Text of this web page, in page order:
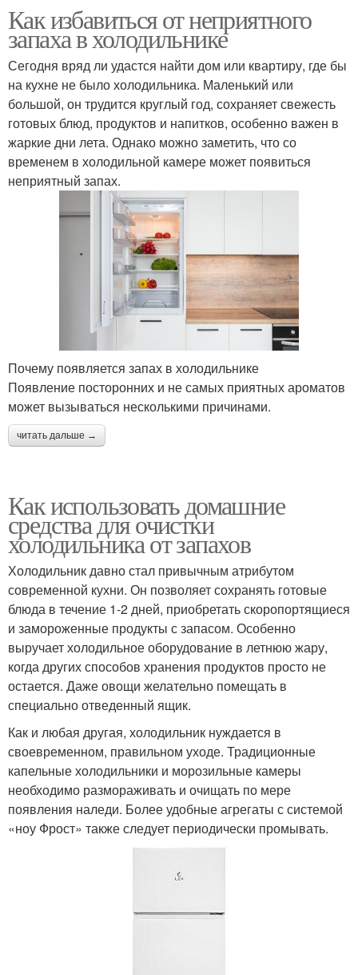
Как избавиться от неприятного
запаха в холодильнике
Сегодня вряд ли удастся найти дом или квартиру, где бы
на кухне не было холодильника. Маленький или
большой, он трудится круглый год, сохраняет свежесть
готовых блюд, продуктов и напитков, особенно важен в
жаркие дни лета. Однако можно заметить, что со
временем в холодильной камере может появиться
неприятный запах.
Почему появляется запах в холодильнике
Появление посторонних и не самых приятных ароматов
может вызываться несколькими причинами.
читать дальше →
Как использовать домашние
средства для очистки
холодильника от запахов
Холодильник давно стал привычным атрибутом
современной кухни. Он позволяет сохранять готовые
блюда в течение 1-2 дней, приобретать скоропортящиеся
и замороженные продукты с запасом. Особенно
выручает холодильное оборудование в летнюю жару,
когда других способов хранения продуктов просто не
остается. Даже овощи желательно помещать в
специально отведенный ящик.
Как и любая другая, холодильник нуждается в
своевременном, правильном уходе. Традиционные
капельные холодильники и морозильные камеры
необходимо размораживать и очищать по мере
появления наледи. Более удобные агрегаты с системой
«ноу Фрост» также следует периодически промывать.